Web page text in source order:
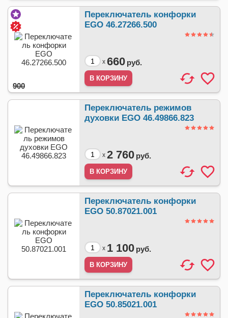
Переключатель конфорки
EGO 46.27266.500
x
900
660 руб.
Переключатель режимов
духовки EGO 46.49866.823
x 2 760 руб.
Переключатель конфорки
EGO 50.87021.001
x 1 100 руб.
Переключатель конфорки
EGO 50.85021.001